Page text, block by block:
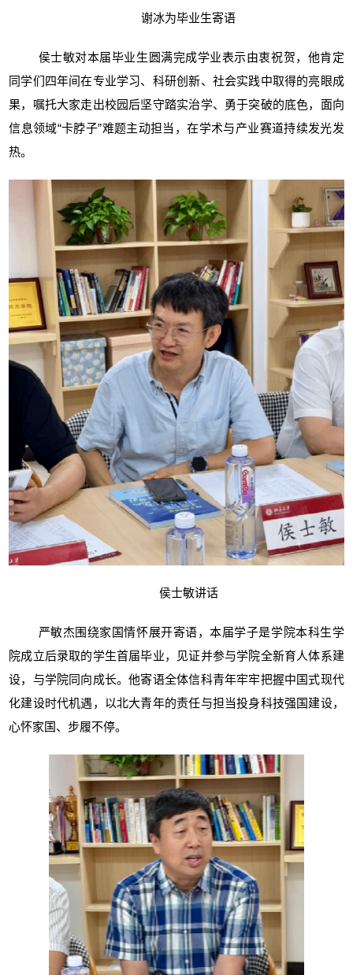
谢冰为毕业生寄语
侯士敏对本届毕业生圆满完成学业表示由衷祝贺，他肯定
同学们四年间在专业学习、科研创新、社会实践中取得的亮眼成
果，嘱托大家走出校园后坚守踏实治学、勇于突破的底色，面向
信息领域“卡脖子”难题主动担当，在学术与产业赛道持续发光发
热。
侯士敏讲话
严敏杰围绕家国情怀展开寄语，本届学子是学院本科生学
院成立后录取的学生首届毕业，见证并参与学院全新育人体系建
设，与学院同向成长。他寄语全体信科青年牢牢把握中国式现代
化建设时代机遇，以北大青年的责任与担当投身科技强国建设，
心怀家国、步履不停。